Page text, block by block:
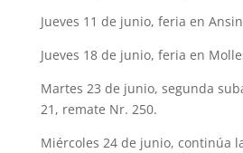
Jueves 11 de junio, feria en
Jueves 18 de junio, feria en
Martes 23 de junio, segunda
21, remate Nr. 250.
Miércoles 24 de junio, continúa